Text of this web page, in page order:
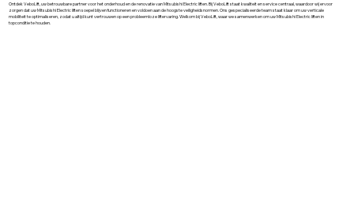
Ontdek VeboLift, uw betrouwbare partner voor het onderhoud en de renovatie van Mitsubishi Electric liften. Bij VeboLift staat kwaliteit en service centraal, waardoor wij ervoor
zorgen dat uw Mitsubishi Electric liften soepel blijven functioneren en voldoen aan de hoogste veiligheidsnormen. Ons gespecialiseerde team staat klaar om uw verticale
mobiliteit te optimaliseren, zodat u altijd kunt vertrouwen op een probleemloze liftervaring. Welkom bij VeboLift, waar we samenwerken om uw Mitsubishi Electric liften in
topconditie te houden.